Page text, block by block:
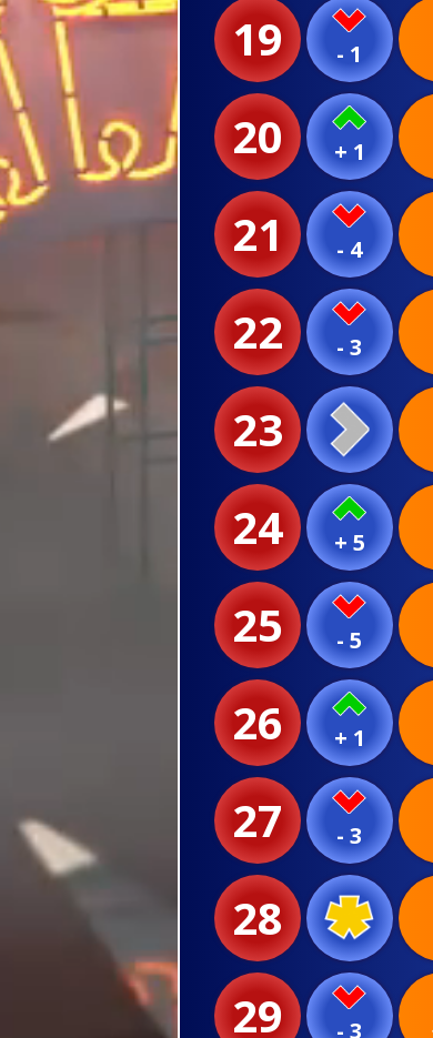
19 - 1
20 + 1
21 - 4
22 - 3
23
24 + 5
25 - 5
26 + 1
27 - 3
28
29 - 3